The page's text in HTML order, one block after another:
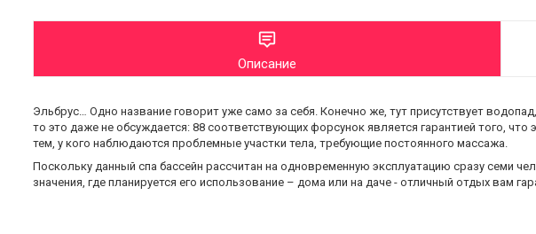
Описание
Эльбрус… Одно название говорит уже само за себя. Конечно же, тут присутствует
то это даже не обсуждается: 88 соответствующих форсунок является гарантией того,
тем, у кого наблюдаются проблемные участки тела, требующие постоянного массажа.
Поскольку данный спа бассейн рассчитан на одновременную эксплуатацию сразу семи
значения, где планируется его использование – дома или на даче - отличный отдых вам